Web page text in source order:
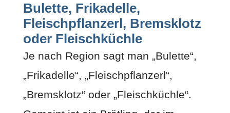
Bulette, Frikadelle,
Fleischpflanzerl, Bremsklotz
oder Fleischküchle
Je nach Region sagt man „Bulette“,
„Frikadelle“, „Fleischpflanzerl“,
„Bremsklotz“ oder „Fleischküchle“.